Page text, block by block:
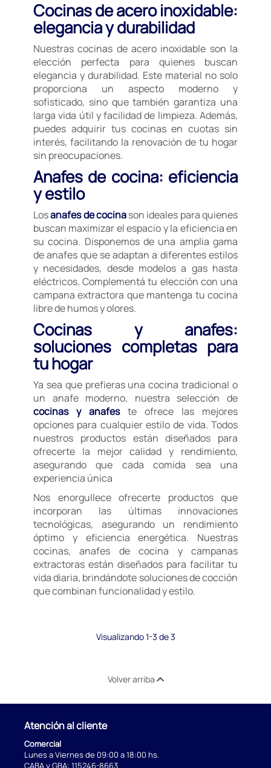
Cocinas de acero inoxidable:
elegancia y durabilidad
Nuestras cocinas de acero inoxidable son la
elección perfecta para quienes buscan
elegancia y durabilidad. Este material no solo
proporciona un aspecto moderno y
sofisticado, sino que también garantiza una
larga vida útil y facilidad de limpieza. Además,
puedes adquirir tus cocinas en cuotas sin
interés, facilitando la renovación de tu hogar
sin preocupaciones.
Anafes de cocina: eficiencia
y estilo
Losanafes de cocinason ideales para quienes
buscan maximizar el espacio y la eficiencia en
su cocina. Disponemos de una amplia gama
de anafes que se adaptan a diferentes estilos
y necesidades, desde modelos a gas hasta
eléctricos. Complementá tu elección con una
campana extractora que mantenga tu cocina
libre de humos y olores.
Cocinas y anafes:
soluciones completas para
tu hogar
Ya sea que prefieras una cocina tradicional o
un anafe moderno, nuestra selección de
cocinas y anafeste ofrece las mejores
opciones para cualquier estilo de vida. Todos
nuestros productos están diseñados para
ofrecerte la mejor calidad y rendimiento,
asegurando que cada comida sea una
experiencia única
Nos enorgullece ofrecerte productos que
incorporan las últimas innovaciones
tecnológicas, asegurando un rendimiento
óptimo y eficiencia energética. Nuestras
cocinas, anafes de cocina y campanas
extractoras están diseñados para facilitar tu
vida diaria, brindándote soluciones de cocción
que combinan funcionalidad y estilo.
Visualizando 1-3 de 3
Volver arriba
Atención al cliente
Comercial
Lunes a Viernes de 09:00 a 18:00 hs.
CABA y GBA: 115246-8663